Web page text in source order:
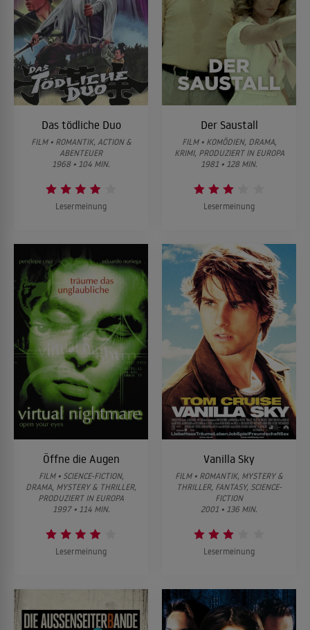
Das tödliche Duo
FILM • ROMANTIK, ACTION &
ABENTEUER
1968 • 104 MIN.
Lesermeinung
Der Saustall
FILM • KOMÖDIEN, DRAMA,
KRIMI, PRODUZIERT IN EUROPA
1981 • 128 MIN.
Lesermeinung
Öffne die Augen
FILM • SCIENCE-FICTION,
DRAMA, MYSTERY & THRILLER,
PRODUZIERT IN EUROPA
1997 • 114 MIN.
Lesermeinung
Vanilla Sky
FILM • ROMANTIK, MYSTERY &
THRILLER, FANTASY, SCIENCE-
FICTION
2001 • 136 MIN.
Lesermeinung